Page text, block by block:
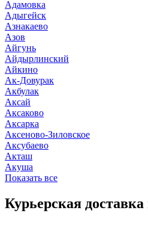
Адамовка
Адыгейск
Азнакаево
Азов
Айгунь
Айдырлинский
Айкино
Ак-Довурак
Акбулак
Аксай
Аксаково
Аксарка
Аксеново-Зиловское
Аксубаево
Акташ
Акуша
Показать все
Курьерская